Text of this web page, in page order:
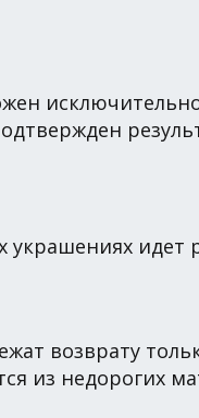
украшениях
возврату
из недорогих